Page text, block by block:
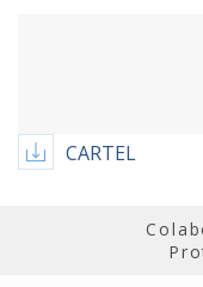
CARTEL